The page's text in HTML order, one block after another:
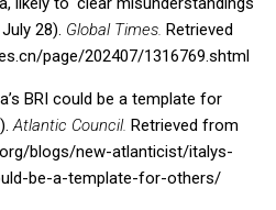
28). Global Times. Retrieved
page/202407/1316769.shtml
BRI could be a template for
Atlantic Council. Retrieved from
blogs/new-atlanticist/italys-
be-a-template-for-others/